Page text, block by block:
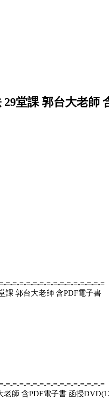
堂課 郭台大老師
=-=-=-=-=-=-=-=-=-=-=-=-=-=-=
課 郭台大老師 含PDF電子書
=-=-=-=-=-=-=-=-=-=-=-=-=-=-=
師 含PDF電子書 函授